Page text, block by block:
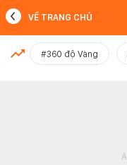
MỚI NHẤT
VỀ TRANG CHỦ
#360 độ Vàng